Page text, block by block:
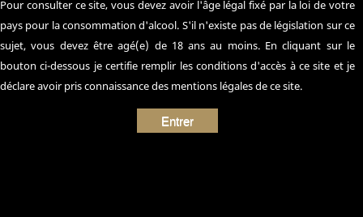
Pour consulter ce site‚ vous devez avoir l'âge légal fixé par la loi de votre
pays pour la consommation d'alcool. S'il n'existe pas de législation sur ce
sujet, vous devez être agé(e) de 18 ans au moins. En cliquant sur le
bouton ci-dessous je certifie remplir les conditions d'accès à ce site et je
déclare avoir pris connaissance des mentions légales de ce site.